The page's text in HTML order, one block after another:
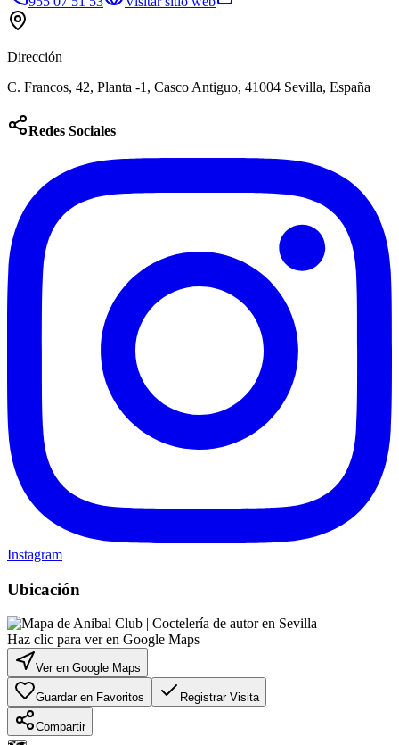
Dirección
C. Francos, 42, Planta -1, Casco Antiguo, 41004 Sevilla, España
Redes Sociales
Instagram
Ubicación
Haz clic para ver en Google Maps
Ver en Google Maps
Guardar en Favoritos Registrar Visita
Compartir